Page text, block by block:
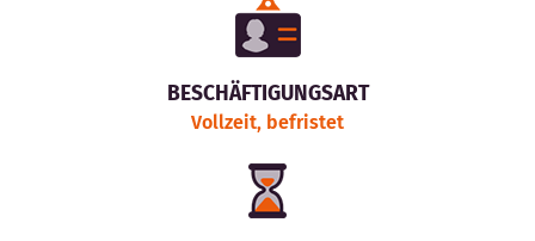
BESCHÄFTIGUNGSART
Vollzeit, befristet